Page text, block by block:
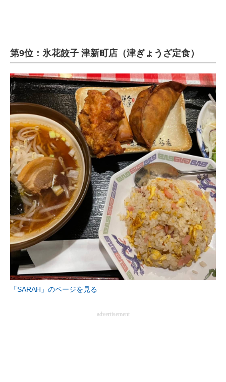
第9位：氷花餃子 津新町店（津ぎょうざ定食）
「SARAH」のページを見る
advertisement